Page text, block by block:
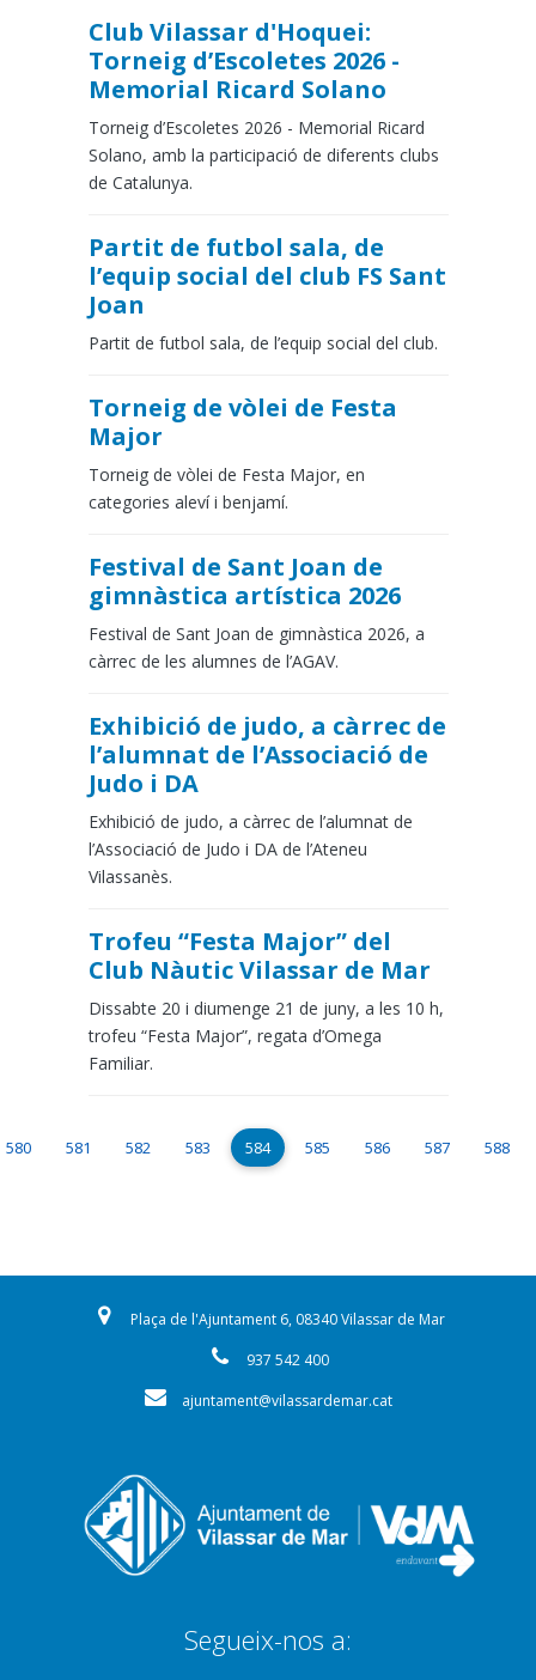
Club Vilassar d'Hoquei:
Torneig d’Escoletes 2026 -
Memorial Ricard Solano
Torneig d’Escoletes 2026 - Memorial Ricard
Solano, amb la participació de diferents clubs
de Catalunya.
Partit de futbol sala, de
l’equip social del club FS Sant
Joan
Partit de futbol sala, de l’equip social del club.
Torneig de vòlei de Festa
Major
Torneig de vòlei de Festa Major, en
categories aleví i benjamí.
Festival de Sant Joan de
gimnàstica artística 2026
Festival de Sant Joan de gimnàstica 2026, a
càrrec de les alumnes de l’AGAV.
Exhibició de judo, a càrrec de
l’alumnat de l’Associació de
Judo i DA
Exhibició de judo, a càrrec de l’alumnat de
l’Associació de Judo i DA de l’Ateneu
Vilassanès.
Trofeu “Festa Major” del
Club Nàutic Vilassar de Mar
Dissabte 20 i diumenge 21 de juny, a les 10 h,
trofeu “Festa Major”, regata d’Omega
Familiar.
Paginació
Page
580 Page
581 Page
582 Page
583 Pàgina actual
584 Page
585 Page
586 Page
587 Page
588
Plaça de l'Ajuntament 6, 08340 Vilassar de Mar
937 542 400
ajuntament@vilassardemar.cat
Segueix-nos a: